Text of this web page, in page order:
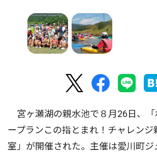
宮ヶ瀬湖の親水池で８月26日、
ープランこの指とまれ！チャレンジ
室」が開催された。主催は愛川町ジ